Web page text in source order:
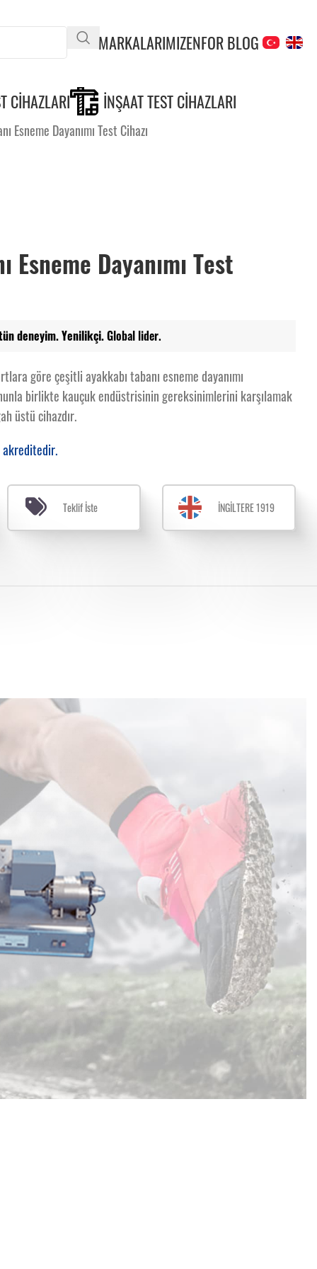
MARKALARIMIZENFOR BLOG
CIHAZLARI İNŞAAT TEST CIHAZLARI
Esneme Dayanımı Test Cihazı
Esneme Dayanımı Test
deneyim. Yenilikçi.Global lider.
göre çeşitli ayakkabı tabanı esneme dayanımı
birlikte kauçuk endüstrisinin gereksinimlerini karşılamak
üstü cihazdır.
akreditedir.
Teklif İste İNGİLTERE 1919
Test Cihazı İşlevi
Fiyat ve Garanti